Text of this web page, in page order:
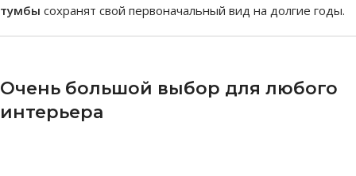
тумбы сохранят свой первоначальный вид на долгие годы.
Очень большой выбор для любого
интерьера